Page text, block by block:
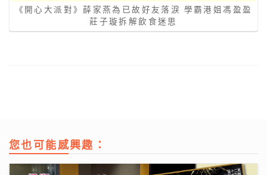
《開心大派對》薛家燕為已故好友落淚 學霸港姐馮盈盈
莊子璇拆解飲食迷思
您也可能感興趣：